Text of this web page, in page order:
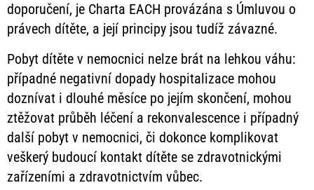
doporučení, je Charta EACH provázána s Úmluvou o
právech dítěte, a její principy jsou tudíž závazné.
Pobyt dítěte v nemocnici nelze brát na lehkou váhu:
případné negativní dopady hospitalizace mohou
doznívat i dlouhé měsíce po jejím skončení, mohou
ztěžovat průběh léčení a rekonvalescence i případný
další pobyt v nemocnici, či dokonce komplikovat
veškerý budoucí kontakt dítěte se zdravotnickými
zařízeními a zdravotnictvím vůbec.